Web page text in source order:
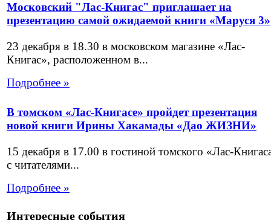
Московский "Лас-Книгас" приглашает на
презентацию самой ожидаемой книги «Маруся 3»
23 декабря в 18.30 в московском магазине «Лас-
Книгас», расположенном в...
Подробнее »
В томском «Лас-Книгасе» пройдет презентация
новой книги Ирины Хакамады «Дао ЖИЗНИ»
15 декабря в 17.00 в гостиной томского «Лас-
с читателями...
Подробнее »
Интересные события